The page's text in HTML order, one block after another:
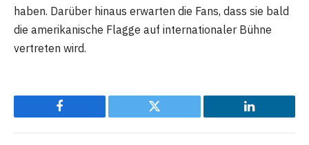
haben. Darüber hinaus erwarten die Fans, dass sie bald
die amerikanische Flagge auf internationaler Bühne
vertreten wird.
Facebook Twitter LinkedIn